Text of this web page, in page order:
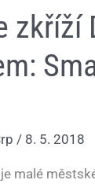
zkříží
/ 8. 5. 2018
malé